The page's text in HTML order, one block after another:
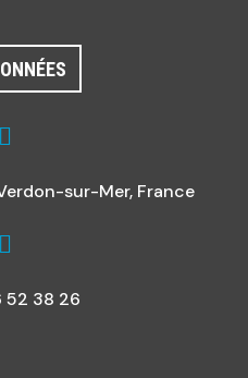

sur-Mer, France

52 38 26